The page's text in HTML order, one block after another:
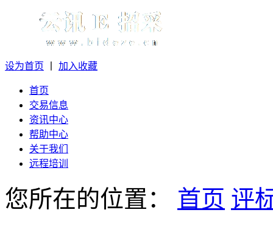
设为首页 加入收藏
首页
交易信息
资讯中心
帮助中心
关于我们
远程培训
您所在的位置： 首页 评